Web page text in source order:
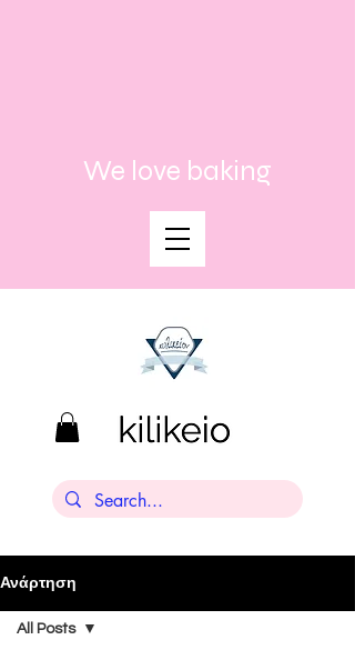
We love baking
Ανάρτηση
All Posts